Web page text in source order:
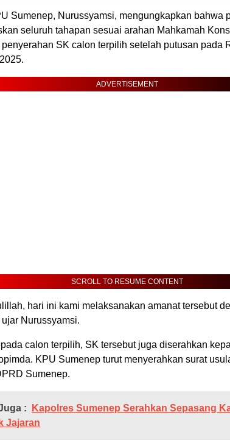
Sumenep, Nurussyamsi, mengungkapkan bahwa
seluruh tahapan sesuai arahan Mahkamah
SK calon terpilih setelah putusan pada
ADVERTISEMENT
SCROLL TO RESUME CONTENT
hari ini kami melaksanakan amanat tersebut
ujar Nurussyamsi.
calon terpilih, SK tersebut juga diserahkan
KPU Sumenep turut menyerahkan surat
Sumenep.
:
Kapolres Sumenep Serahkan Sepasang
Jajaran